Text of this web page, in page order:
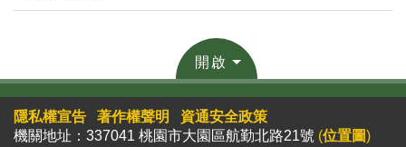
開啟
隱私權宣告 著作權聲明
資通安全政策
機關地址：337041 桃園市大園區航勤北路21號 (位置圖)